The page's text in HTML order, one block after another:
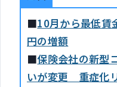
■10月から最低
円の増額
■保険会社の新型
いが変更 重症化